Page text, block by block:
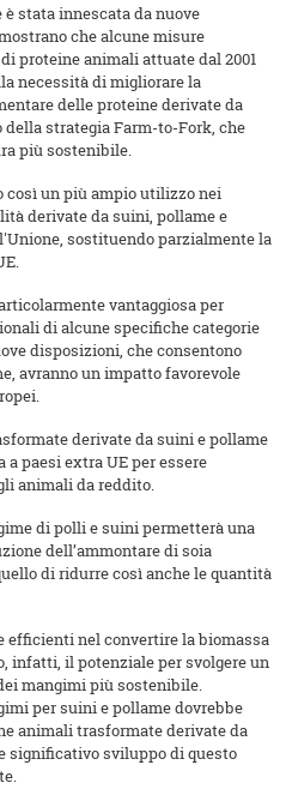
stata innescata da nuove
che alcune misure
proteine animali attuate dal 2001
necessità di migliorare la
delle proteine derivate da
strategia Farm-to-Fork, che
più sostenibile.
così un più ampio utilizzo nei
derivate da suini, pollame e
sostituendo parzialmente la
vantaggiosa per
di alcune specifiche categorie
disposizioni, che consentono
avranno un impatto favorevole
derivate da suini e pollame
paesi extra UE per essere
animali da reddito.
di polli e suini permetterà una
dell’ammontare di soia
di ridurre così anche le quantità
nel convertire la biomassa
infatti, il potenziale per svolgere un
mangimi più sostenibile.
per suini e pollame dovrebbe
animali trasformate derivate da
significativo sviluppo di questo